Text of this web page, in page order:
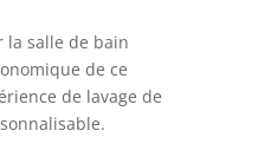
la salle de bain
de ce
de lavage de